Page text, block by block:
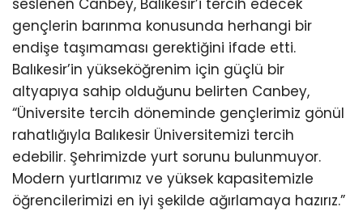
gençlerin barınma konusunda herhangi bir
endişe taşımaması gerektiğini ifade etti.
Balıkesir’in yükseköğrenim için güçlü bir
altyapıya sahip olduğunu belirten Canbey,
“Üniversite tercih döneminde gençlerimiz gönül
rahatlığıyla Balıkesir Üniversitemizi tercih
edebilir. Şehrimizde yurt sorunu bulunmuyor.
Modern yurtlarımız ve yüksek kapasitemizle
öğrencilerimizi en iyi şekilde ağırlamaya hazırız.”